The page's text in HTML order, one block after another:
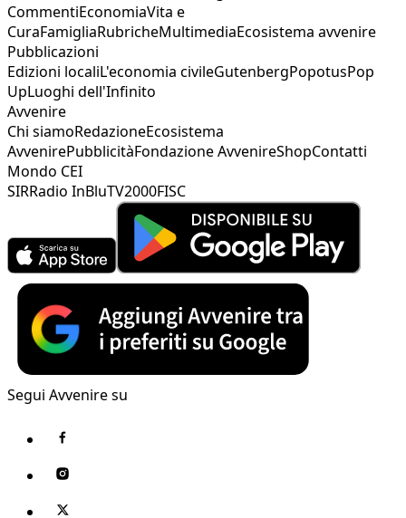
CommentiEconomiaVita e
CuraFamigliaRubricheMultimediaEcosistema avvenire
Pubblicazioni
Edizioni localiL'economia civileGutenbergPopotusPop
UpLuoghi dell'Infinito
Avvenire
Chi siamoRedazioneEcosistema
AvvenirePubblicitàFondazione AvvenireShopContatti
Mondo CEI
SIRRadio InBluTV2000FISC
Segui Avvenire su